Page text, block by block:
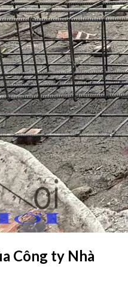
Công ty Nhà